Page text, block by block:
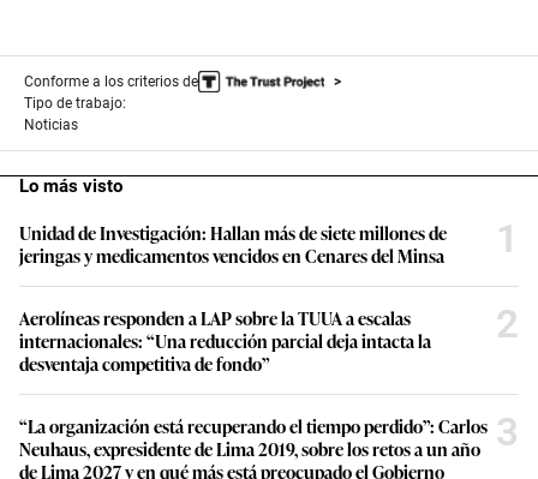
Conforme a los criterios de
Tipo de trabajo:
Noticias
Lo más visto
Unidad de Investigación: Hallan más de siete millones de
jeringas y medicamentos vencidos en Cenares del Minsa
1
Aerolíneas responden a LAP sobre la TUUA a escalas
internacionales: “Una reducción parcial deja intacta la
desventaja competitiva de fondo”
2
“La organización está recuperando el tiempo perdido”: Carlos
Neuhaus, expresidente de Lima 2019, sobre los retos a un año
de Lima 2027 y en qué más está preocupado el Gobierno
3